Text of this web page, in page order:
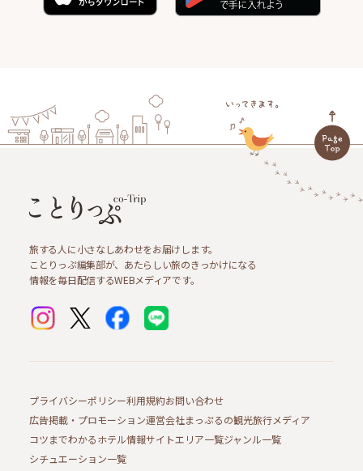
旅する人に小さなしあわせをお届けします。
ことりっぷ編集部が、あたらしい旅のきっかけになる
情報を毎日配信するWEBメディアです。
プライバシーポリシー利用規約お問い合わせ
広告掲載・プロモーション運営会社まっぷるの観光旅行メディア
コツまでわかるホテル情報サイトエリア一覧ジャンル一覧
シチュエーション一覧